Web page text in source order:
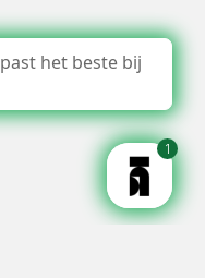
het beste bij
1